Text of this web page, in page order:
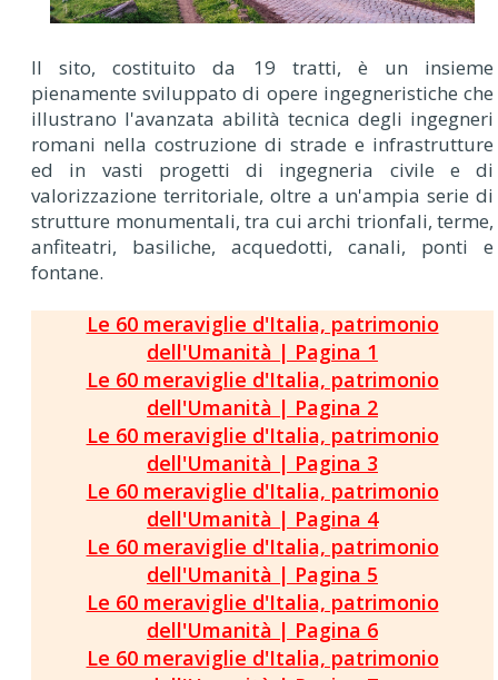
Il sito, costituito da 19 tratti, è un insieme
pienamente sviluppato di opere ingegneristiche che
illustrano l'avanzata abilità tecnica degli ingegneri
romani nella costruzione di strade e infrastrutture
ed in vasti progetti di ingegneria civile e di
valorizzazione territoriale, oltre a un'ampia serie di
strutture monumentali, tra cui archi trionfali, terme,
anfiteatri, basiliche, acquedotti, canali, ponti e
fontane.
Le 60 meraviglie d'Italia, patrimonio
dell'Umanità | Pagina 1
Le 60 meraviglie d'Italia, patrimonio
dell'Umanità | Pagina 2
Le 60 meraviglie d'Italia, patrimonio
dell'Umanità | Pagina 3
Le 60 meraviglie d'Italia, patrimonio
dell'Umanità | Pagina 4
Le 60 meraviglie d'Italia, patrimonio
dell'Umanità | Pagina 5
Le 60 meraviglie d'Italia, patrimonio
dell'Umanità | Pagina 6
Le 60 meraviglie d'Italia, patrimonio